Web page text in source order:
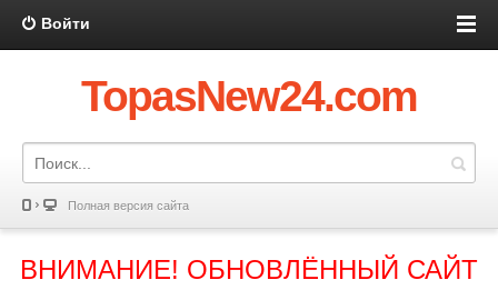
Войти
TopasNew24.com
Полная версия сайта
ВНИМАНИЕ! ОБНОВЛЁННЫЙ САЙТ